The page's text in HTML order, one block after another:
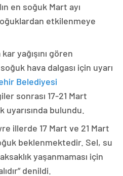
en soğuk Mart ayı
etkilenmeye
yağışını gören
hava dalgası için uyarı
Belediyesi
sonrası 17-21 Mart
bulundu.
illerde 17 Mart ve 21 Mart
beklenmektedir. Sel, su
yaşanmaması için
denildi.